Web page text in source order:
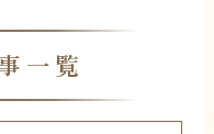
一覧